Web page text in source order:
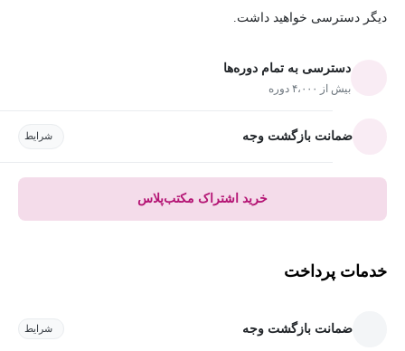
دیگر دسترسی خواهید داشت.
دسترسی به تمام دوره‌ها
بیش از ۴،۰۰۰ دوره
ضمانت بازگشت وجه شرایط
خرید اشتراک مکتب‌پلاس
خدمات پرداخت
ضمانت بازگشت وجه شرایط